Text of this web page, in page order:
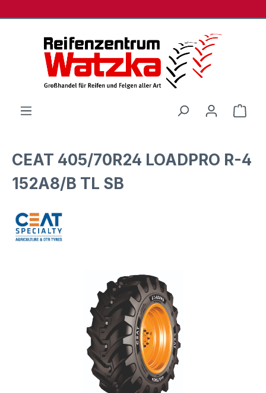
CEAT 405/70R24 LOADPRO R-4
152A8/B TL SB
Bildergalerie überspringen